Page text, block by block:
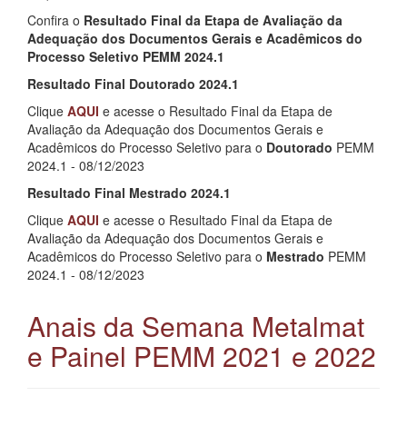
Confira o Resultado Final da Etapa de Avaliação da
Adequação dos Documentos Gerais e Acadêmicos do
Processo Seletivo PEMM 2024.1
Resultado Final Doutorado 2024.1
Clique AQUI e acesse o Resultado Final da Etapa de
Avaliação da Adequação dos Documentos Gerais e
Acadêmicos do Processo Seletivo para o Doutorado PEMM
2024.1 - 08/12/2023
Resultado Final Mestrado 2024.1
Clique AQUI e acesse o Resultado Final da Etapa de
Avaliação da Adequação dos Documentos Gerais e
Acadêmicos do Processo Seletivo para o Mestrado PEMM
2024.1 - 08/12/2023
Anais da Semana Metalmat
e Painel PEMM 2021 e 2022